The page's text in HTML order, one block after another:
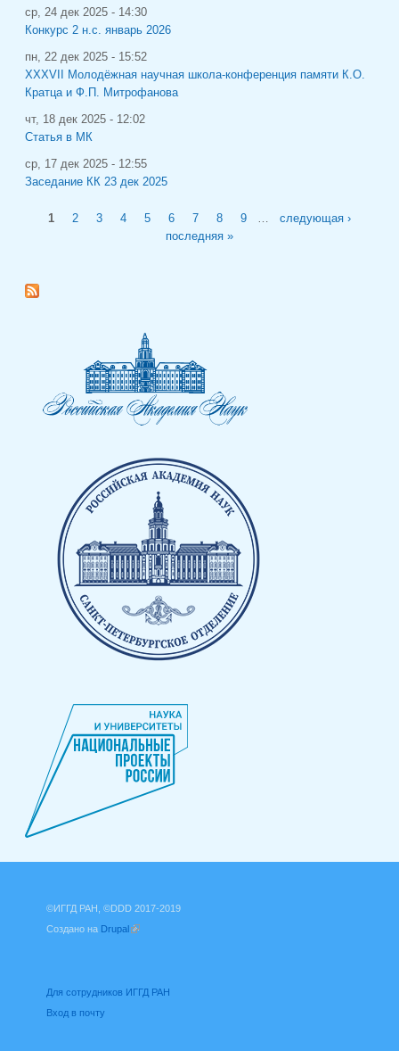
ср, 24 дек 2025 - 14:30
Конкурс 2 н.с. январь 2026
пн, 22 дек 2025 - 15:52
XXXVII Молодёжная научная школа-конференция памяти К.О.
Кратца и Ф.П. Митрофанова
чт, 18 дек 2025 - 12:02
Статья в МК
ср, 17 дек 2025 - 12:55
Заседание КК 23 дек 2025
Страницы
1 2 3 4 5 6 7 8 9 …
следующая ›
последняя »
©ИГГД РАН, ©DDD 2017-2019
Создано на Drupal
Для сотрудников ИГГД РАН
Вход в почту